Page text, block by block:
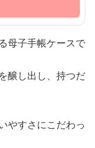
母子手帳ケースで
醸し出し、持つだ
やすさにこだわっ